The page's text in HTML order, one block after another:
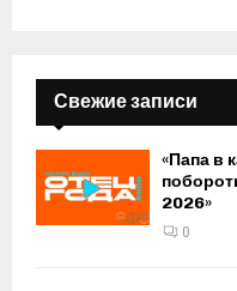
Свежие записи
«Папа в
2026»
0